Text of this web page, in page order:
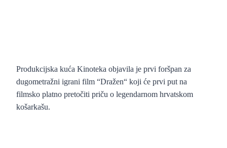
Produkcijska kuća Kinoteka objavila je prvi foršpan za
dugometražni igrani film “Dražen“ koji će prvi put na
filmsko platno pretočiti priču o legendarnom hrvatskom
košarkašu.